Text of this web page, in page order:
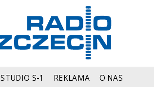
STUDIO S-1 REKLAMA O NAS